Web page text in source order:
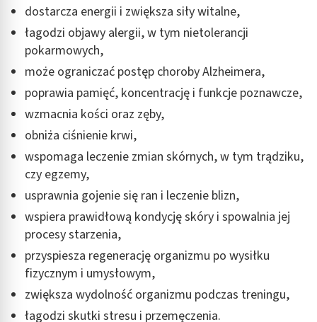
dostarcza energii i zwiększa siły witalne,
łagodzi objawy alergii, w tym nietolerancji
pokarmowych,
może ograniczać postęp choroby Alzheimera,
poprawia pamięć, koncentrację i funkcje poznawcze,
wzmacnia kości oraz zęby,
obniża ciśnienie krwi,
wspomaga leczenie zmian skórnych, w tym trądziku,
czy egzemy,
usprawnia gojenie się ran i leczenie blizn,
wspiera prawidłową kondycję skóry i spowalnia jej
procesy starzenia,
przyspiesza regenerację organizmu po wysiłku
fizycznym i umysłowym,
zwiększa wydolność organizmu podczas treningu,
łagodzi skutki stresu i przemęczenia.